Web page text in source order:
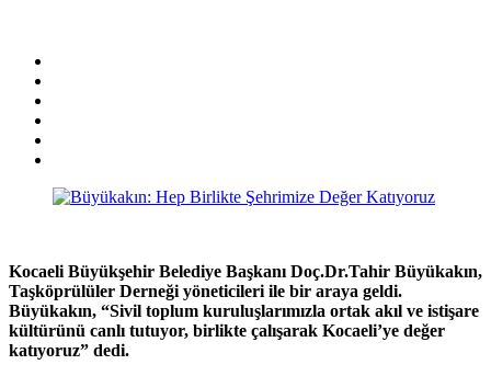
Kocaeli Büyükşehir Belediye Başkanı Doç.Dr.Tahir Büyükakın,
Taşköprülüler Derneği yöneticileri ile bir araya geldi.
Büyükakın, “Sivil toplum kuruluşlarımızla ortak akıl ve istişare
kültürünü canlı tutuyor, birlikte çalışarak Kocaeli’ye değer
katıyoruz” dedi.